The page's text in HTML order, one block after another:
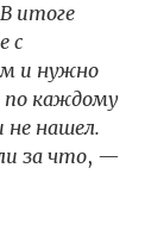
итоге
с
и нужно
по каждому
не нашел.
за что, —